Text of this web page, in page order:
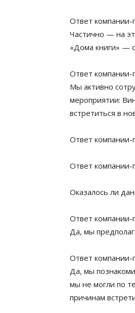
Ответ компании-
Частично — на
«Дома книги» —
Ответ компании-
Мы активно
мероприятии:
встретиться в
Ответ компании-
Ответ компании-
Оказалось ли
Ответ компании-
Да, мы
Ответ компании-
Да, мы
мы не могли по
причинам